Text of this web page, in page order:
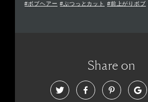
#ボブヘアー #ぷつっとカット #前上がりボブ
Share on